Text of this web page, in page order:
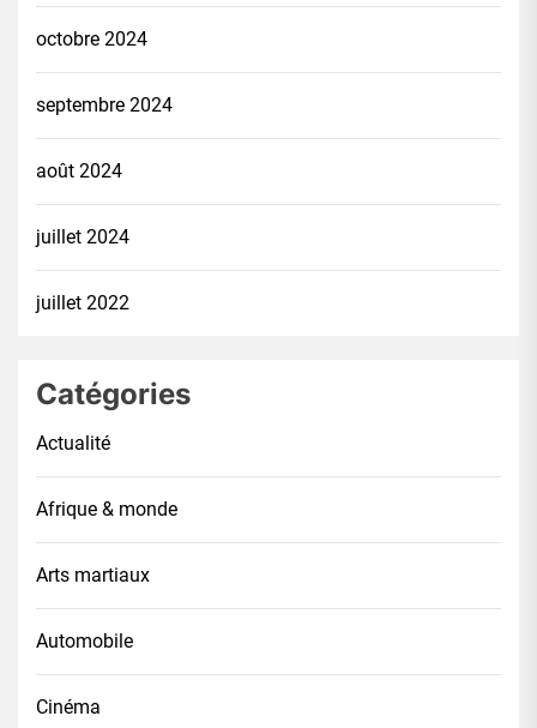
octobre 2024
septembre 2024
août 2024
juillet 2024
juillet 2022
Catégories
Actualité
Afrique & monde
Arts martiaux
Automobile
Cinéma